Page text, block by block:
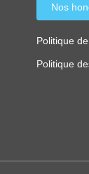
Nos
Politique
Politique